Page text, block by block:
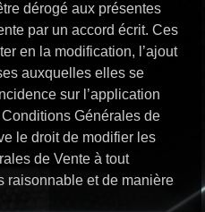
dérogé aux présentes
par un accord écrit. Ces
en la modification, l’ajout
auxquelles elles se
sur l’application
Générales de
le droit de modifier les
de Vente à tout
raisonnable et de manière